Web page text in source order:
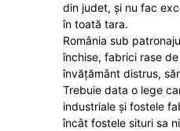
din judet, și nu fac
în toată tara.
România sub
închise, fabrici rase
învățământ distrus,
Trebuie data o lege
industriale și fostele
încât fostele situri sa